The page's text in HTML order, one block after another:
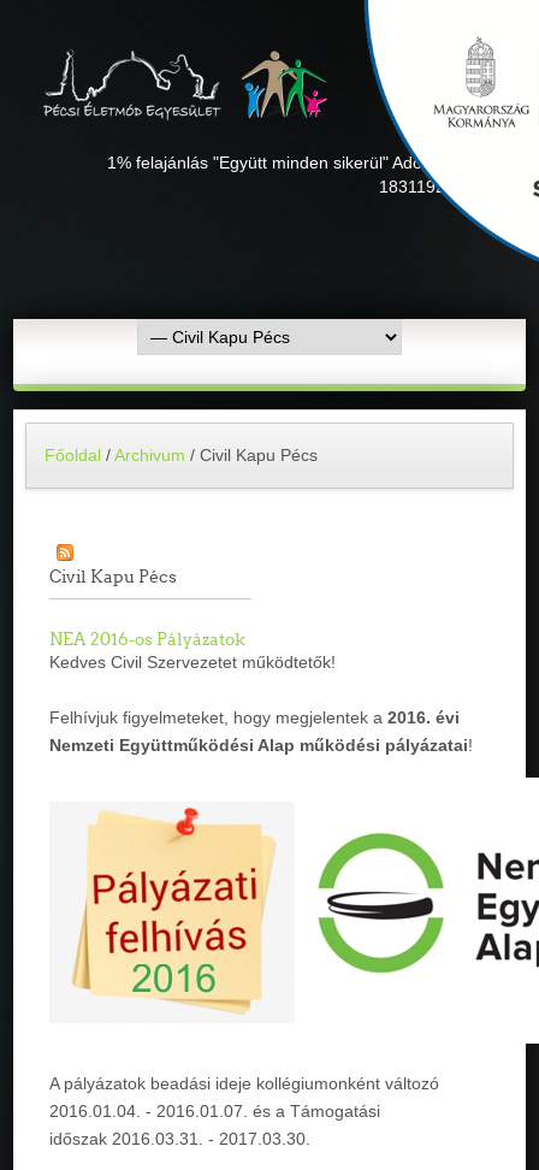
1% felajánlás "Együtt minden sikerül" Adószámunk:
18311927-1-02
Főoldal /Archivum /Civil Kapu Pécs
Civil Kapu Pécs
NEA 2016-os Pályázatok
Kedves Civil Szervezetet működtetők!
Felhívjuk figyelmeteket, hogy megjelentek a2016. évi
Nemzeti Együttműködési Alap működési pályázatai!
A pályázatok beadási ideje kollégiumonként változó
2016.01.04. - 2016.01.07 . és a Támogatási
időszak 2016.03.31. - 2017.03.30